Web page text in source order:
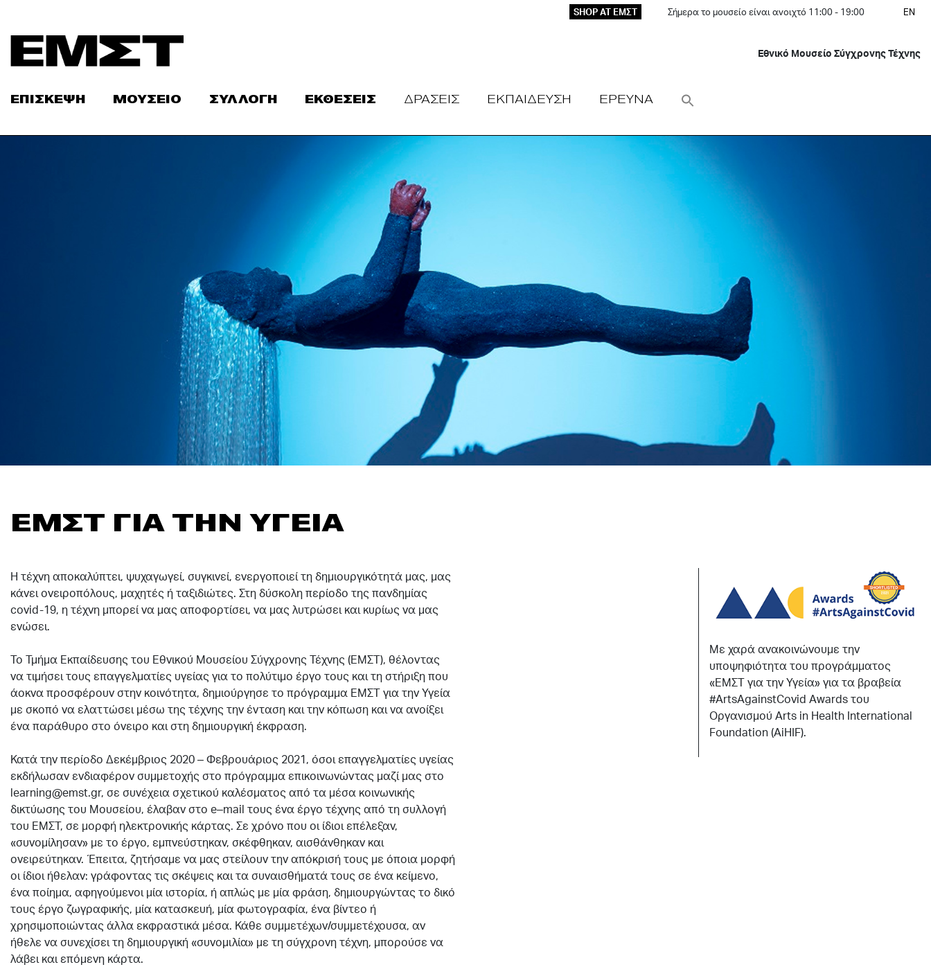
content
SHOP AT ΕΜΣΤ Σήμερα το μουσείο είναι ανοιχτό 11:00 - 19:00 EN
Εθνικό Μουσείο Σύγχρονης Τέχνης
ΕΠΙΣΚΕΨΗ ΜΟΥΣΕΙΟ ΣΥΛΛΟΓΗ ΕΚΘΕΣΕΙΣ ΔΡΑΣΕΙΣ ΕΚΠΑΙΔΕΥΣΗ ΕΡΕΥΝΑ
ΕΜΣΤ ΓΙΑ ΤΗΝ ΥΓΕΙΑ
Η τέχνη αποκαλύπτει, ψυχαγωγεί, συγκινεί, ενεργοποιεί τη δημιουργικότητά μας, μας
κάνει ονειροπόλους, μαχητές ή ταξιδιώτες. Στη δύσκολη περίοδο της πανδημίας
covid-19, η τέχνη μπορεί να μας αποφορτίσει, να μας λυτρώσει και κυρίως να μας
ενώσει.
Το Τμήμα Εκπαίδευσης του Εθνικού Μουσείου Σύγχρονης Τέχνης (ΕΜΣΤ), θέλοντας
να τιμήσει τους επαγγελματίες υγείας για το πολύτιμο έργο τους και τη στήριξη που
άοκνα προσφέρουν στην κοινότητα, δημιούργησε το πρόγραμμα ΕΜΣΤ για την Υγεία
με σκοπό να ελαττώσει μέσω της τέχνης την ένταση και την κόπωση και να ανοίξει
ένα παράθυρο στο όνειρο και στη δημιουργική έκφραση.
Κατά την περίοδο Δεκέμβριος 2020 – Φεβρουάριος 2021, όσοι επαγγελματίες υγείας
εκδήλωσαν ενδιαφέρον συμμετοχής στο πρόγραμμα επικοινωνώντας μαζί μας στο
learning@emst.gr, σε συνέχεια σχετικού καλέσματος από τα μέσα κοινωνικής
δικτύωσης του Μουσείου, έλαβαν στο e–mail τους ένα έργο τέχνης από τη συλλογή
του ΕΜΣΤ, σε μορφή ηλεκτρονικής κάρτας. Σε χρόνο που οι ίδιοι επέλεξαν,
«συνομίλησαν» με το έργο, εμπνεύστηκαν, σκέφθηκαν, αισθάνθηκαν και
ονειρεύτηκαν. Έπειτα, ζητήσαμε να μας στείλουν την απόκρισή τους με όποια μορφή
οι ίδιοι ήθελαν: γράφοντας τις σκέψεις και τα συναισθήματά τους σε ένα κείμενο,
ένα ποίημα, αφηγούμενοι μία ιστορία, ή απλώς με μία φράση, δημιουργώντας το δικό
τους έργο ζωγραφικής, μία κατασκευή, μία φωτογραφία, ένα βίντεο ή
χρησιμοποιώντας άλλα εκφραστικά μέσα. Κάθε συμμετέχων/συμμετέχουσα, αν
ήθελε να συνεχίσει τη δημιουργική «συνομιλία» με τη σύγχρονη τέχνη, μπορούσε να
λάβει και επόμενη κάρτα.
Mε χαρά ανακοινώνουμε την
υποψηφιότητα του προγράμματος
«ΕΜΣΤ για την Υγεία» για τα βραβεία
#ArtsAgainstCovid Awards του
Οργανισμού Arts in Health International
Foundation (AiHIF).